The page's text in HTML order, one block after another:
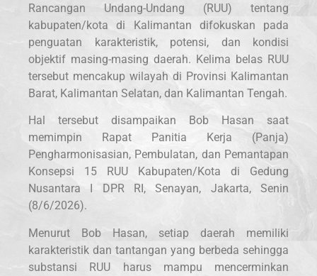
Rancangan Undang-Undang (RUU) tentang
kabupaten/kota di Kalimantan difokuskan pada
penguatan karakteristik, potensi, dan kondisi
objektif masing-masing daerah. Kelima belas RUU
tersebut mencakup wilayah di Provinsi Kalimantan
Barat, Kalimantan Selatan, dan Kalimantan Tengah.
Hal tersebut disampaikan Bob Hasan saat
memimpin Rapat Panitia Kerja (Panja)
Pengharmonisasian, Pembulatan, dan Pemantapan
Konsepsi 15 RUU Kabupaten/Kota di Gedung
Nusantara I DPR RI, Senayan, Jakarta, Senin
(8/6/2026).
Menurut Bob Hasan, setiap daerah memiliki
karakteristik dan tantangan yang berbeda sehingga
substansi RUU harus mampu mencerminkan